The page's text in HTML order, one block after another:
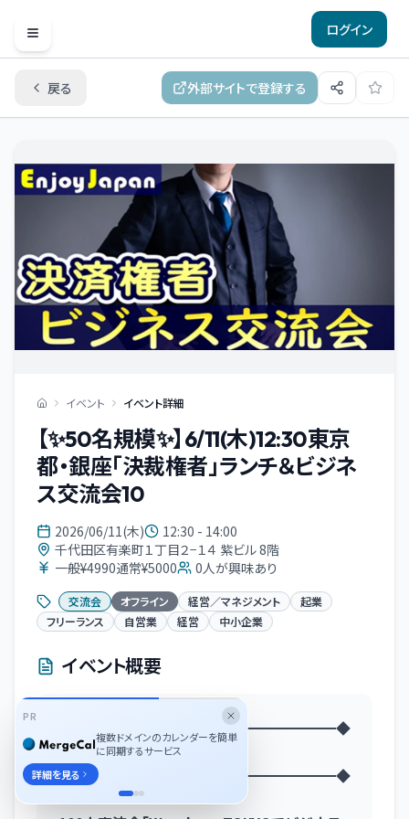
Open menu
ログイン
戻る 外部サイトで登録する
イベント イベント詳細
【✨50名規模✨】6/11(木)12:30東京
都・銀座「決裁権者」ランチ＆ビジネ
ス交流会10
2026/06/11(木)
12:30 - 14:00
千代田区有楽町１丁目２−１４ 紫ビル 8階
一般¥4990通常¥5000
0人が興味あり
交流会 オフライン 経営／マネジメント
起業
フリーランス
自営業 経営 中小企業
イベント概要
◆━━━━━━━━━━━━━━━━━━◆
イベント概要
◆━━━━━━━━━━━━━━━━━━◆
PR
複数ドメインのカレンダーを簡単
に同期するサービス
詳細を見る